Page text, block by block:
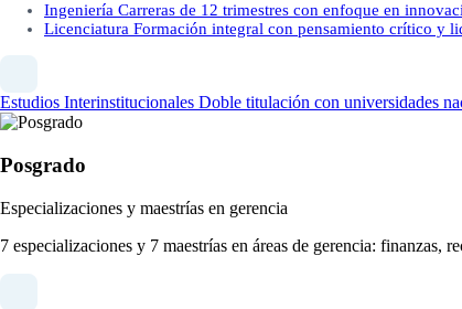
Ingeniería Carreras de 12 trimestres con enfoque en
Licenciatura Formación integral con pensamiento crítico y
Estudios Interinstitucionales Doble titulación con universidades
Posgrado
Especializaciones y maestrías en gerencia
7 especializaciones y 7 maestrías en áreas de gerencia: finanzas,